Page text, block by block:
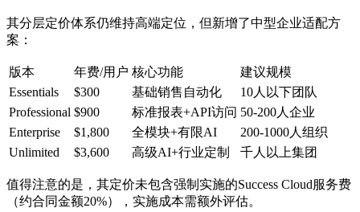
其分层定价体系仍维持高端定位，但新增了中型企业适配方
案：
版本 年费/用户 核心功能
建议规模
Essentials
$300 基础销售自动化
10人以下团队
Professional $900 标准报表+API访问 50-200人企业
Enterprise
$1,800 全模块+有限AI
200-1000人组织
Unlimited
$3,600 高级AI+行业定制 千人以上集团
值得注意的是，其定价未包含强制实施的Success Cloud服务费
（约合同金额20%），实施成本需额外评估。